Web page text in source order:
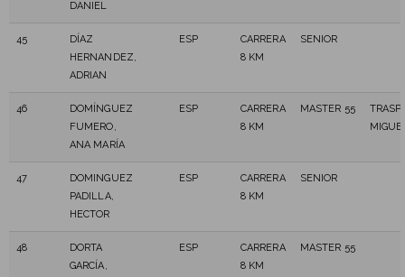
DANIEL
45
DÍAZ
HERNANDEZ,
ADRIAN
ESP
CARRERA
8 KM
SENIOR
46
DOMÍNGUEZ
FUMERO,
ANA MARÍA
ESP
CARRERA
8 KM
MASTER 55
47
DOMINGUEZ
PADILLA,
HECTOR
ESP
CARRERA
8 KM
SENIOR
48
DORTA
GARCÍA,
ESP
CARRERA
8 KM
MASTER 55